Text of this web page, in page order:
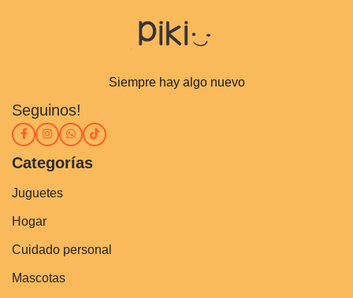
Siempre hay algo nuevo
Seguinos!
Categorías
Juguetes
Hogar
Cuidado personal
Mascotas